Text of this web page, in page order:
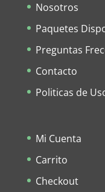
Nosotros
Paquetes
Preguntas
Contacto
Politicas de
Mi Cuenta
Carrito
Checkout